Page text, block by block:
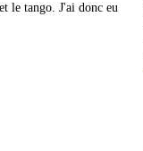
le tango. J'ai donc eu